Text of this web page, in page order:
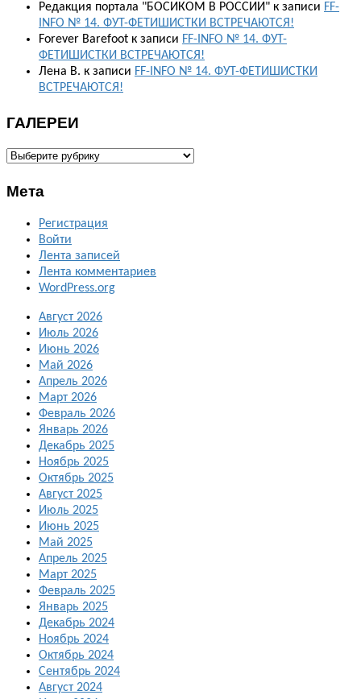
Редакция портала "БОСИКОМ В РОССИИ" к записи FF-
INFO № 14. ФУТ-ФЕТИШИСТКИ ВСТРЕЧАЮТСЯ!
Forever Barefoot к записи FF-INFO № 14. ФУТ-
ФЕТИШИСТКИ ВСТРЕЧАЮТСЯ!
Лена В. к записи FF-INFO № 14. ФУТ-ФЕТИШИСТКИ
ВСТРЕЧАЮТСЯ!
ГАЛЕРЕИ
ГАЛЕРЕИ
Мета
Регистрация
Войти
Лента записей
Лента комментариев
WordPress.org
Август 2026
Июль 2026
Июнь 2026
Май 2026
Апрель 2026
Март 2026
Февраль 2026
Январь 2026
Декабрь 2025
Ноябрь 2025
Октябрь 2025
Август 2025
Июль 2025
Июнь 2025
Май 2025
Апрель 2025
Март 2025
Февраль 2025
Январь 2025
Декабрь 2024
Ноябрь 2024
Октябрь 2024
Сентябрь 2024
Август 2024